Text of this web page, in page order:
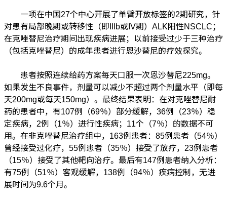
一项在中国27个中心开展了单臂开放标签的2期研究，针
对患有局部晚期或转移性（即IIIb或IV期）ALK阳性NSCLC；
在克唑替尼治疗期间出现疾病进展；以前接受过少于三种治疗
（包括克唑替尼）的成年患者进行恩沙替尼的疗效探究。
患者按照连续给药方案每天口服一次恩沙替尼225mg。
如果发生不良事件，剂量可以减少不超过两个剂量水平（即每
天200mg或每天150mg）。最终结果表明：在对克唑替尼耐
药的患者中，有107例（69％）部分缓解，36例（23％）稳
定疾病，2例（1％）进行性疾病；11个（7％）的数据不可
用。在非克唑替尼治疗组中，163例患者：85例患者（54％）
曾经接受过化疗，55例患者（35％）接受了放疗，23例患者
（15％）接受了其他靶向治疗。最后有147例患者纳入分析：
有75例（51％）客观缓解，138例（94％）疾病控制，无进
展时间为9.6个月。